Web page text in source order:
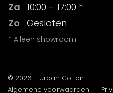
Za 10:00 - 17:00 *
Zo
Gesloten
* Alleen showroom
© 2026 - Urban Cotton
Algemene voorwaarden